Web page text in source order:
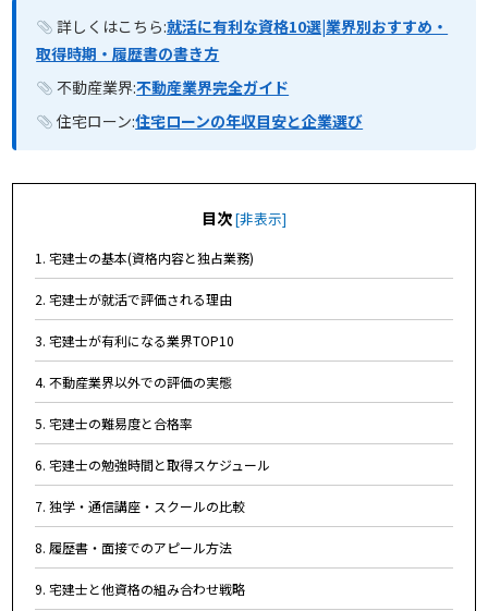
詳しくはこちら:就活に有利な資格10選|業界別おすすめ・
取得時期・履歴書の書き方
不動産業界:不動産業界完全ガイド
住宅ローン:住宅ローンの年収目安と企業選び
目次[非表示]
1. 宅建士の基本(資格内容と独占業務)
2. 宅建士が就活で評価される理由
3. 宅建士が有利になる業界TOP10
4. 不動産業界以外での評価の実態
5. 宅建士の難易度と合格率
6. 宅建士の勉強時間と取得スケジュール
7. 独学・通信講座・スクールの比較
8. 履歴書・面接でのアピール方法
9. 宅建士と他資格の組み合わせ戦略